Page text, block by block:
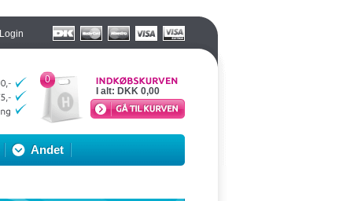
Login
Andet
0
I alt: DKK 0,00